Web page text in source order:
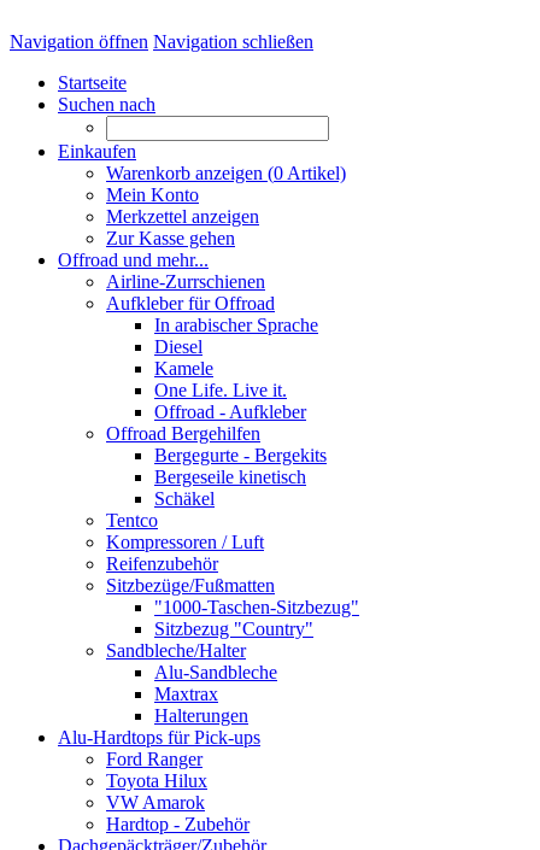
Navigation öffnen Navigation schließen
Startseite
Suchen nach
Einkaufen
Warenkorb anzeigen (0 Artikel)
Mein Konto
Merkzettel anzeigen
Zur Kasse gehen
Offroad und mehr...
Airline-Zurrschienen
Aufkleber für Offroad
In arabischer Sprache
Diesel
Kamele
One Life. Live it.
Offroad - Aufkleber
Offroad Bergehilfen
Bergegurte - Bergekits
Bergeseile kinetisch
Schäkel
Tentco
Kompressoren / Luft
Reifenzubehör
Sitzbezüge/Fußmatten
"1000-Taschen-Sitzbezug"
Sitzbezug "Country"
Sandbleche/Halter
Alu-Sandbleche
Maxtrax
Halterungen
Alu-Hardtops für Pick-ups
Ford Ranger
Toyota Hilux
VW Amarok
Hardtop - Zubehör
Dachgepäckträger/Zubehör